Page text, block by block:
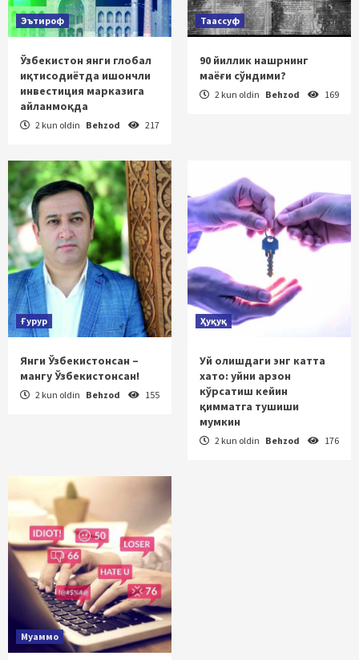
Эътироф
Ўзбекистон янги глобал
иқтисодиётда ишончли
инвестиция марказига
айланмоқда
2 kun oldin Behzod 217
Таассуф
90 йиллик нашрнинг
маёғи сўндими?
2 kun oldin Behzod 169
Ғурур
Янги Ўзбекистонсан –
мангу Ўзбекистонсан!
2 kun oldin Behzod 155
Ҳуқуқ
Уй олишдаги энг катта
хато: уйни арзон
кўрсатиш кейин
қимматга тушиши
мумкин
2 kun oldin Behzod 176
Муаммо